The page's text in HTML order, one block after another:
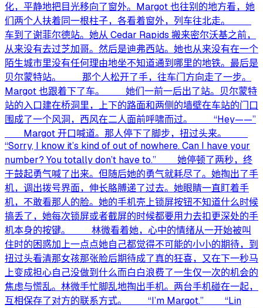
化，平静地把目光移向了窗外。Margot 也往别的地方看，她
们两个人扶着同一根柱子，各看着窗外，列车往北走。
车到了谢菲尔德站。她从 Cedar Rapids 搬来密尔沃基之前，
从来没有去过芝加哥。然后是迪弗西站。她也从来没有在一个
陌生城市里没有任何理由地坐不知道通到哪里的地铁。最后是
贝尔蒙特站。 那个人松开了手，往车门方向走了一步。
Margot 也跟着下了车。 她们一前一后出了站。贝尔蒙特
站的入口建在桥洞里，上下的路面和两侧的墙壁在车站的门口
围成了一个风洞，西风在二人面前呼啸而过。 “Hey——”
Margot 开口喊道。那人停下了脚步，扭过头来。
“Sorry, I know it’s kind of out of nowhere. Can I have your
number? You totally don’t have to.” 她停顿了两秒，终
于鼓起勇气喊了出来。但随后她的勇气就耗尽了。她掏出了手
机，调出拨号界面，伸长胳膊递了过去。她眼睛一直盯着手
机，不敢看那人的脸。她的手机壳上锁屏按钮不知道什么时候
搞丢了，她每次锁屏或者截屏的时候都要用力去扣更深处的手
机本身的按键。 林微看着她，心中的情绪从一开始被叫
住时的困惑加上一点点她自己都觉得不可能的小小的期待，到
扭过头看清那女孩那张脸后期待成了真的狂喜，又在下一秒马
上变成担心自己没做到什么而白白浪费了一生仅一次的机会的
焦虑与慌乱。林微手忙脚乱地掏出手机。两台手机碰在一起，
互相保存了对方的联系方式。 “I’m Margot.” “Lin